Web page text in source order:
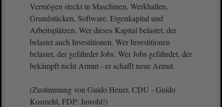
Vermögen steckt in Maschinen, Werkhallen,
Grundstücken, Software, Eigenkapital und
Arbeitsplätzen. Wer dieses Kapital belastet, der
belastet auch Investitionen. Wer Investitionen
belastet, der gefährdet Jobs. Wer Jobs gefährdet, der
bekämpft nicht Armut - er schafft neue Armut.
(Zustimmung von Guido Heuer, CDU - Guido
Kosmehl, FDP: Jawohl!)